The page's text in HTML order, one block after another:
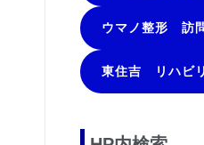
ウマノ整形 訪
東住吉 リハビ